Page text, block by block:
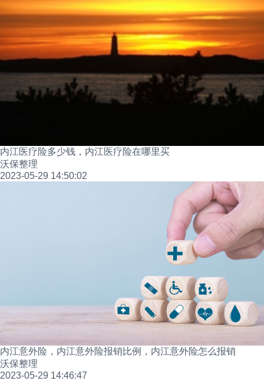
内江医疗险多少钱，内江医疗险在哪里买
沃保整理
2023-05-29 14:50:02
内江意外险，内江意外险报销比例，内江意外险怎么报销
沃保整理
2023-05-29 14:46:47